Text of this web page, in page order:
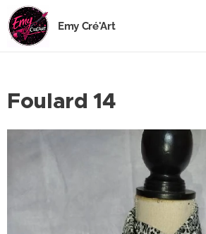
Emy Cré'Art
Foulard 14